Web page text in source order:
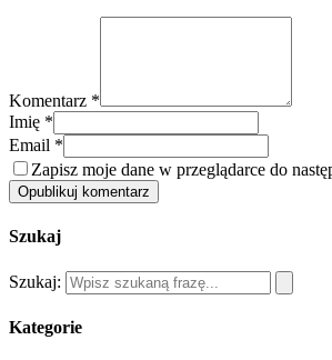
Komentarz *
Imię *
Email *
Zapisz moje dane w przeglądarce do
Opublikuj komentarz
Szukaj
Szukaj:
Kategorie